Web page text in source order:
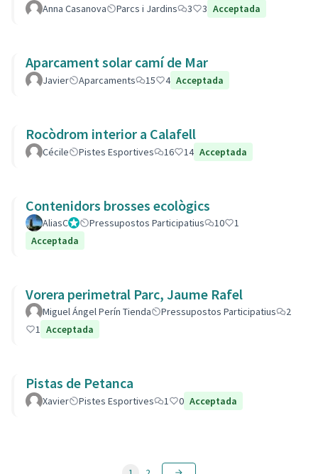
Anna Casanova Parcs i Jardins 3 3 Acceptada
Aparcament solar camí de Mar
Javier Aparcaments 15 4 Acceptada
Rocòdrom interior a Calafell
Cécile Pistes Esportives 16 14 Acceptada
Contenidors brosses ecològics
AliasCGestorPressupostos Participatius 10
1
Acceptada
Vorera perimetral Parc, Jaume Rafel
Miguel Ángel Perín Tienda Pressupostos Participatius
2
1 Acceptada
Pistas de Petanca
Xavier Pistes Esportives 1 0 Acceptada